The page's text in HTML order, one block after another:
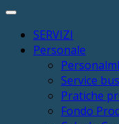
SERVIZI
Personale
Service
Pratiche
Fondo